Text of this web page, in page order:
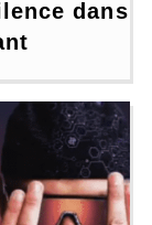
dans